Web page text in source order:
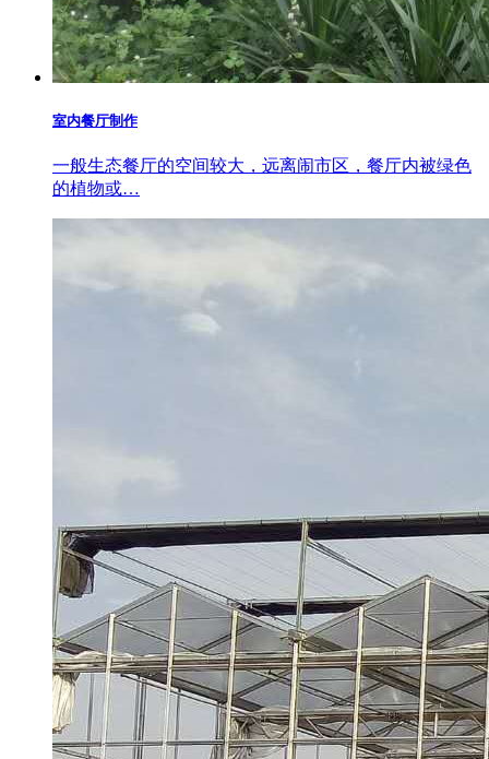
室内餐厅制作
一般生态餐厅的空间较大，远离闹市区，餐厅内被绿色
的植物或…